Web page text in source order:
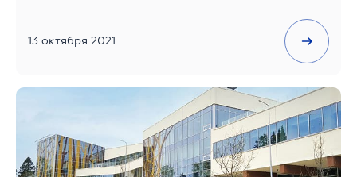
13 октября 2021